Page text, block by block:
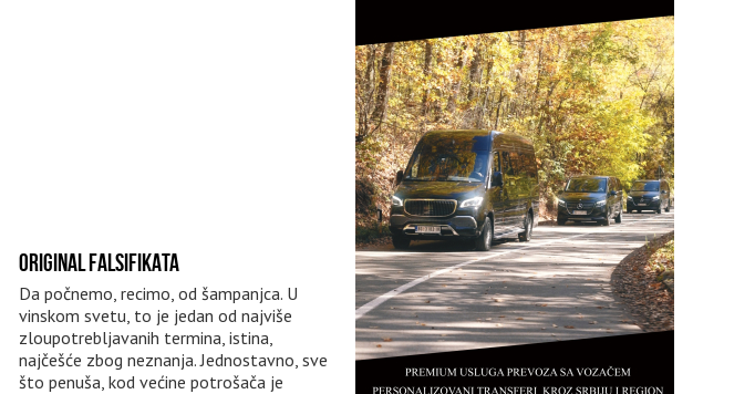
ORIGINAL FALSIFIKATA
Da počnemo, recimo, od šampanjca. U
vinskom svetu, to je jedan od najviše
zloupotrebljavanih termina, istina,
najčešće zbog neznanja. Jednostavno, sve
što penuša, kod većine potrošača je